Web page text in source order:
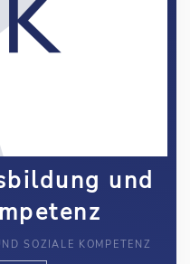
und
SOZIALE KOMPETENZ